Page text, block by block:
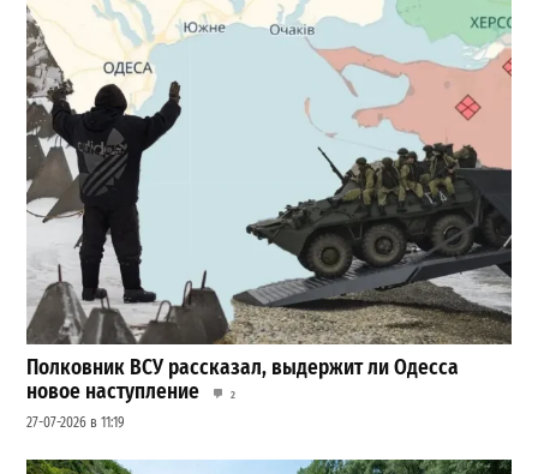
Полковник ВСУ рассказал, выдержит ли Одесса
новое наступление
2
27-07-2026 в 11:19